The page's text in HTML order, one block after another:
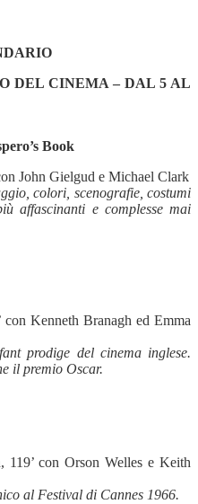
DEL CINEMA – DAL 5 AL
Book
John Gielgud e Michael Clark
colori, scenografie, costumi
affascinanti e complesse mai
Kenneth Branagh ed Emma
prodige del cinema inglese.
il premio Oscar.
119’ con Orson Welles e Keith
al Festival di Cannes 1966.